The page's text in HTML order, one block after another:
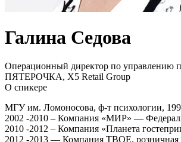
Галина Седова
Операционный директор по управлению
ПЯТЕРОЧКА, X5 Retail Group
О спикере
МГУ им. Ломоносова, ф-т психологии,
2002 -2010 – Компания «МИР» —
2010 -2012 – Компания «Планета
2012 -2013 — Компания ТВОЕ, розничная